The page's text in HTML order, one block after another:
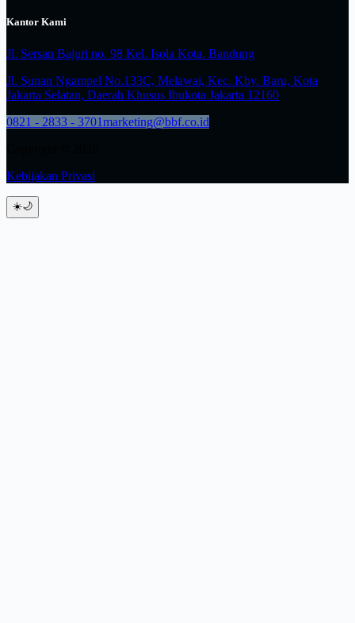
Kantor Kami
Jl. Sersan Bajuri no. 98 Kel. Isola Kota. Bandung
Jl. Sunan Ngampel No.133C, Melawai, Kec. Kby. Baru, Kota
Jakarta Selatan, Daerah Khusus Ibukota Jakarta 12160
0821 - 2833 - 3701marketing@bbf.co.id
Kebijakan Privasi
☀️🌙